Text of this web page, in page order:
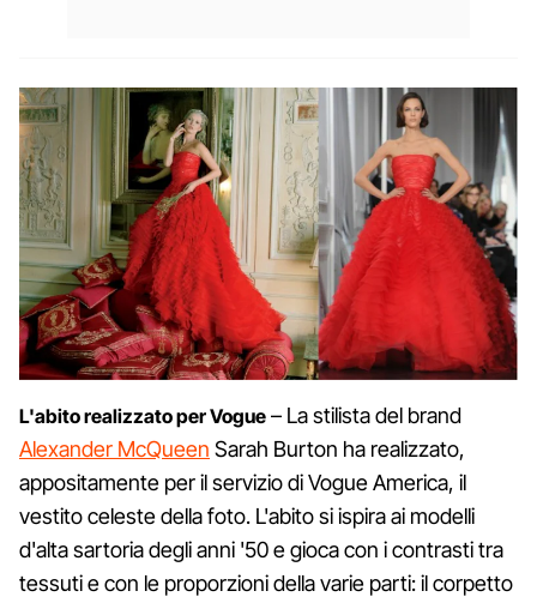
L'abito realizzato per Vogue – La stilista del brand
Alexander McQueen Sarah Burton ha realizzato,
appositamente per il servizio di Vogue America, il
vestito celeste della foto. L'abito si ispira ai modelli
d'alta sartoria degli anni '50 e gioca con i contrasti tra
tessuti e con le proporzioni della varie parti: il corpetto